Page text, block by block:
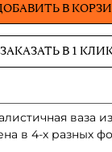
В
ЗАКАЗАТЬ В 1
ваза
в 4-х разных